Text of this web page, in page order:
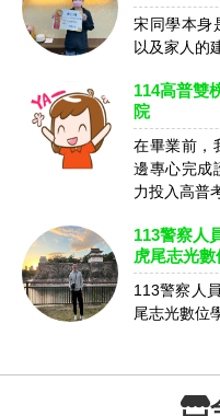
宋同學本身
以及家人的
114高普雙
院
在畢業前，
邊專心完成
力投入高普
113警察人
虎尾志光
113警察人
尾志光數位